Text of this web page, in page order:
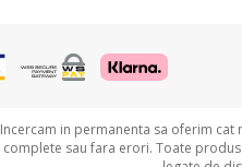
Incercam in permanenta sa oferim
complete sau fara erori. Toate